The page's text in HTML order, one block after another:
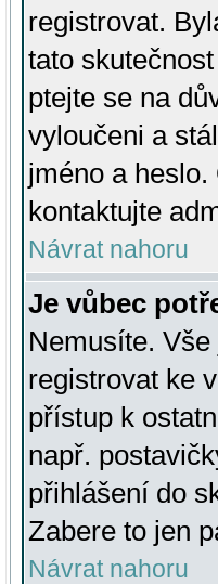
registrovat.
tato
ptejte se na
vyloučeni a
jméno a
kontaktujte
Návrat nahoru
Je vůbec
Nemusíte.
registrovat ke
přístup k
např.
přihlášení do
Zabere to jen
Návrat nahoru